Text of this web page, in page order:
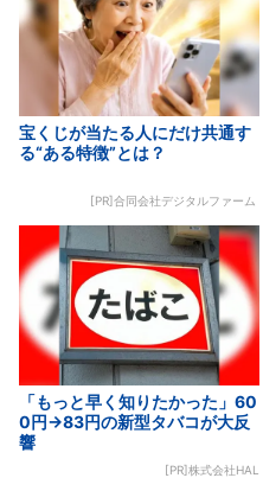
宝くじが当たる人にだけ共通す
る“ある特徴”とは？
[PR]合同会社デジタルファーム
「もっと早く知りたかった」60
0円→83円の新型タバコが大反
響
[PR]株式会社HAL